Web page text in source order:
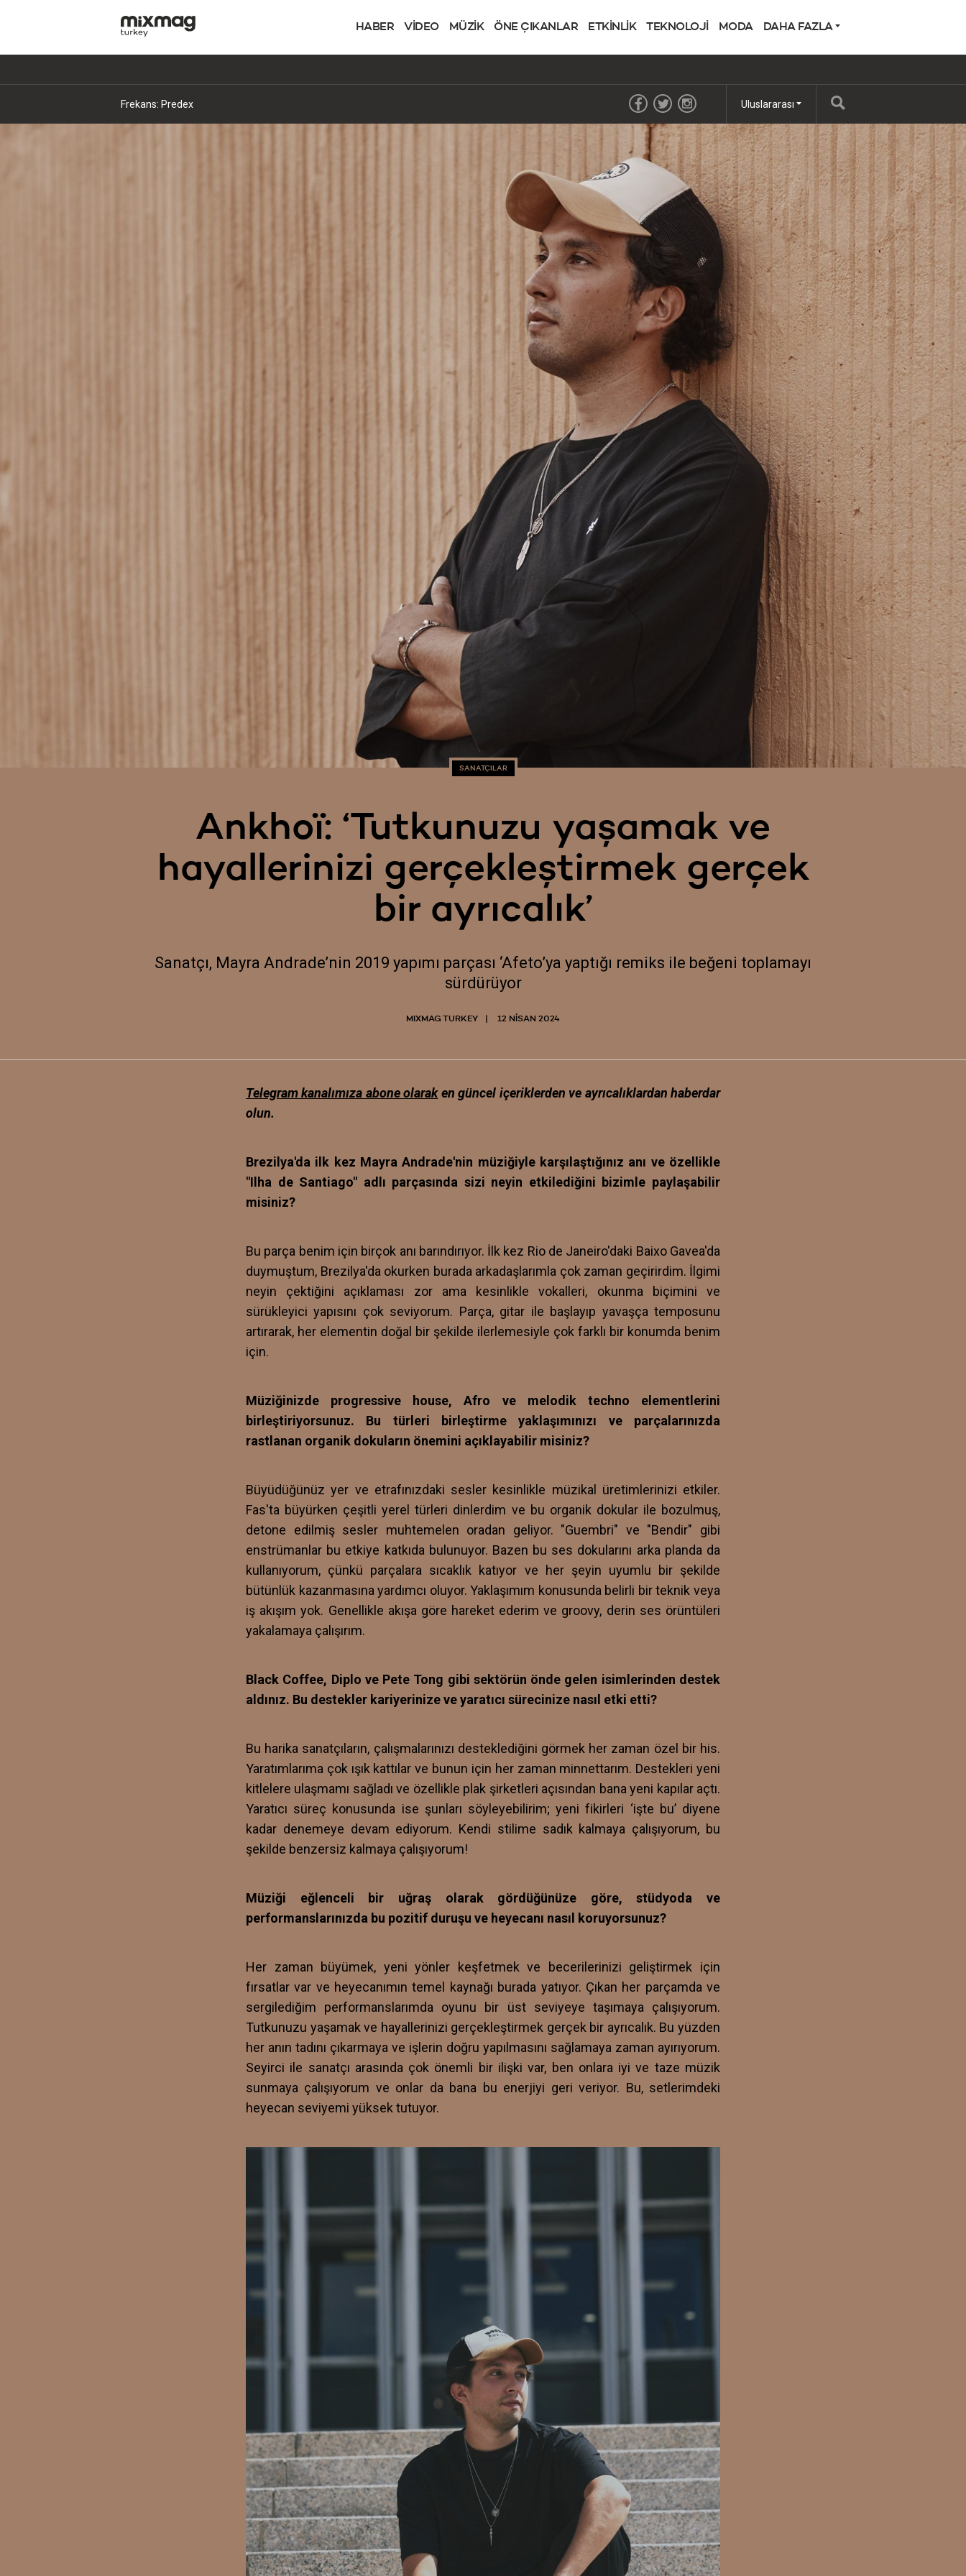
HABER VİDEO MÜZİK ÖNE ÇIKANLAR ETKİNLİK TEKNOLOJİ MODA DAHA FAZLA
Frekans: Marc Gonen Uluslararası
SANATÇILAR
Ankhoï: ‘Tutkunuzu yaşamak ve
hayallerinizi gerçekleştirmek gerçek
bir ayrıcalık’
Sanatçı, Mayra Andrade’nin 2019 yapımı parçası ‘Afeto’ya yaptığı remiks ile beğeni toplamayı
sürdürüyor
MIXMAG TURKEY 12 NISAN 2024
Telegram kanalımıza abone olaraken güncel içeriklerden ve ayrıcalıklardan haberdar
olun.
Brezilya'da ilk kez Mayra Andrade'nin müziğiyle karşılaştığınız anı ve özellikle
"Ilha de Santiago" adlı parçasında sizi neyin etkilediğini bizimle paylaşabilir
misiniz?
Bu parça benim için birçok anı barındırıyor. İlk kez Rio de Janeiro'daki Baixo Gavea'da
duymuştum, Brezilya'da okurken burada arkadaşlarımla çok zaman geçirirdim. İlgimi
neyin çektiğini açıklaması zor ama kesinlikle vokalleri, okunma biçimini ve
sürükleyici yapısını çok seviyorum. Parça, gitar ile başlayıp yavaşça temposunu
artırarak, her elementin doğal bir şekilde ilerlemesiyle çok farklı bir konumda benim
için.
Müziğinizde progressive house, Afro ve melodik techno elementlerini
birleştiriyorsunuz. Bu türleri birleştirme yaklaşımınızı ve parçalarınızda
rastlanan organik dokuların önemini açıklayabilir misiniz?
Büyüdüğünüz yer ve etrafınızdaki sesler kesinlikle müzikal üretimlerinizi etkiler.
Fas'ta büyürken çeşitli yerel türleri dinlerdim ve bu organik dokular ile bozulmuş,
detone edilmiş sesler muhtemelen oradan geliyor. "Guembri" ve "Bendir" gibi
enstrümanlar bu etkiye katkıda bulunuyor. Bazen bu ses dokularını arka planda da
kullanıyorum, çünkü parçalara sıcaklık katıyor ve her şeyin uyumlu bir şekilde
bütünlük kazanmasına yardımcı oluyor. Yaklaşımım konusunda belirli bir teknik veya
iş akışım yok. Genellikle akışa göre hareket ederim ve groovy, derin ses örüntüleri
yakalamaya çalışırım.
Black Coffee, Diplo ve Pete Tong gibi sektörün önde gelen isimlerinden destek
aldınız. Bu destekler kariyerinize ve yaratıcı sürecinize nasıl etki etti?
Bu harika sanatçıların, çalışmalarınızı desteklediğini görmek her zaman özel bir his.
Yaratımlarıma çok ışık kattılar ve bunun için her zaman minnettarım. Destekleri yeni
kitlelere ulaşmamı sağladı ve özellikle plak şirketleri açısından bana yeni kapılar açtı.
Yaratıcı süreç konusunda ise şunları söyleyebilirim; yeni fikirleri ‘işte bu’ diyene
kadar denemeye devam ediyorum. Kendi stilime sadık kalmaya çalışıyorum, bu
şekilde benzersiz kalmaya çalışıyorum!
Müziği eğlenceli bir uğraş olarak gördüğünüze göre, stüdyoda ve
performanslarınızda bu pozitif duruşu ve heyecanı nasıl koruyorsunuz?
Her zaman büyümek, yeni yönler keşfetmek ve becerilerinizi geliştirmek için
fırsatlar var ve heyecanımın temel kaynağı burada yatıyor. Çıkan her parçamda ve
sergilediğim performanslarımda oyunu bir üst seviyeye taşımaya çalışıyorum.
Tutkunuzu yaşamak ve hayallerinizi gerçekleştirmek gerçek bir ayrıcalık. Bu yüzden
her anın tadını çıkarmaya ve işlerin doğru yapılmasını sağlamaya zaman ayırıyorum.
Seyirci ile sanatçı arasında çok önemli bir ilişki var, ben onlara iyi ve taze müzik
sunmaya çalışıyorum ve onlar da bana bu enerjiyi geri veriyor. Bu, setlerimdeki
heyecan seviyemi yüksek tutuyor.